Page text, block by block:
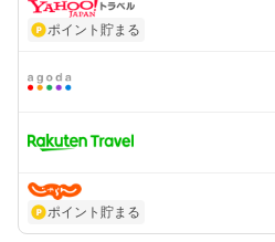
ポイント貯まる
ポイント貯まる